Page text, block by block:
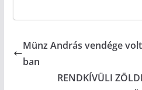
Münz András vendége
ban
RENDKÍVÜLI